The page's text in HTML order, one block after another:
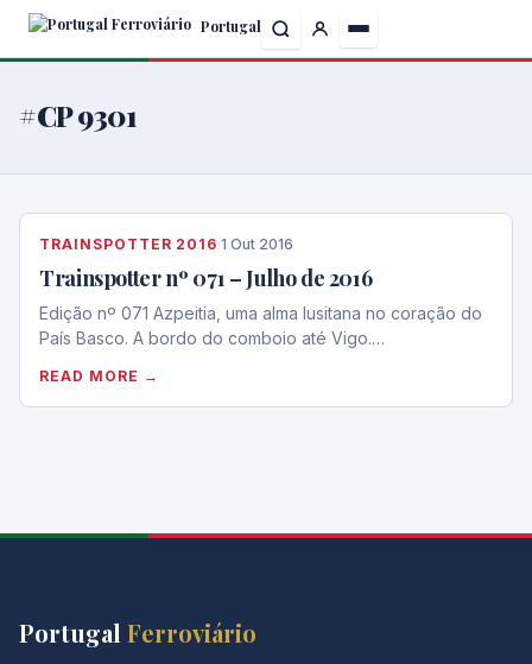
Skip
content
Portugal
#CP 9301
TRAINSPOTTER 2016·1 Out 2016
Trainspotter nº 071 – Julho de 2016
Edição nº 071 Azpeitia, uma alma lusitana no coração do
País Basco. A bordo do comboio até Vigo.…
READ MORE →
Portugal Ferroviário